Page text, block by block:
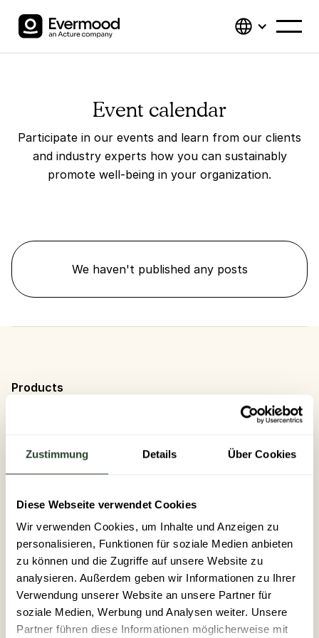
Zustimmung Details Über Cookies
Diese Webseite verwendet Cookies
Wir verwenden Cookies, um Inhalte und Anzeigen zu
personalisieren, Funktionen für soziale Medien anbieten
zu können und die Zugriffe auf unsere Website zu
analysieren. Außerdem geben wir Informationen zu Ihrer
Verwendung unserer Website an unsere Partner für
soziale Medien, Werbung und Analysen weiter. Unsere
Partner führen diese Informationen möglicherweise mit
Event calendar
Participate in our events and learn from our clients
and industry experts how you can sustainably
promote well-being in your organization.
We haven't published any posts
Products
Evermood Return
Company
About us
Mission